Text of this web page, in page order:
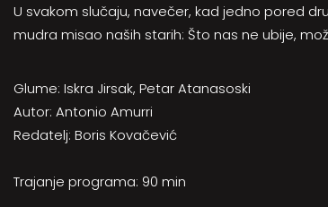
U svakom slučaju, navečer, kad jedno pored
mudra misao naših starih: Što nas ne ubije,
Glume: Iskra Jirsak, Petar Atanasoski
Autor: Antonio Amurri
Redatelj: Boris Kovačević
Trajanje programa: 90 min